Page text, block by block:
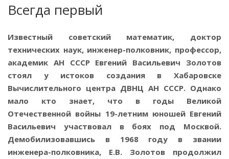
Всегда первый
Известный советский математик, доктор
технических наук, инженер-полковник, профессор,
академик АН СССР Евгений Васильевич Золотов
стоял у истоков создания в Хабаровске
Вычислительного центра ДВНЦ АН СССР. Однако
мало кто знает, что в годы Великой
Отечественной войны 19-летним юношей Евгений
Васильевич участвовал в боях под Москвой.
Демобилизовавшись в 1968 году в звании
инженера-полковника, Е.В. Золотов продолжил